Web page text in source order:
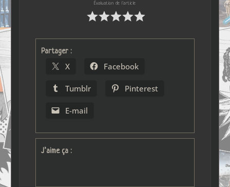
Évaluation de l'article
Partager :
X Facebook
Tumblr Pinterest
E-mail
J’aime ça :